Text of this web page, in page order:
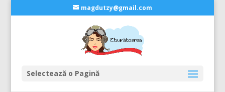
magdutzy@gmail.com
Selectează o Pagină